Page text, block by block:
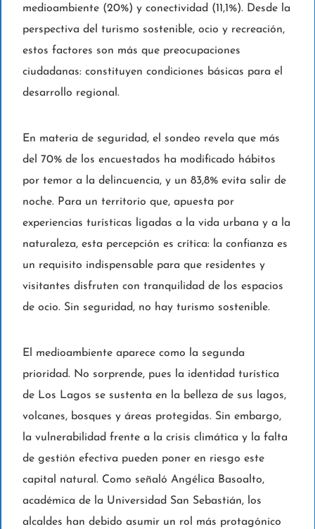
medioambiente (20%) y conectividad (11,1%). Desde la
perspectiva del turismo sostenible, ocio y recreación,
estos factores son más que preocupaciones
ciudadanas: constituyen condiciones básicas para el
desarrollo regional.
En materia de seguridad, el sondeo revela que más
del 70% de los encuestados ha modificado hábitos
por temor a la delincuencia, y un 83,8% evita salir de
noche. Para un territorio que, apuesta por
experiencias turísticas ligadas a la vida urbana y a la
naturaleza, esta percepción es crítica: la confianza es
un requisito indispensable para que residentes y
visitantes disfruten con tranquilidad de los espacios
de ocio. Sin seguridad, no hay turismo sostenible.
El medioambiente aparece como la segunda
prioridad. No sorprende, pues la identidad turística
de Los Lagos se sustenta en la belleza de sus lagos,
volcanes, bosques y áreas protegidas. Sin embargo,
la vulnerabilidad frente a la crisis climática y la falta
de gestión efectiva pueden poner en riesgo este
capital natural. Como señaló Angélica Basoalto,
académica de la Universidad San Sebastián, los
alcaldes han debido asumir un rol más protagónico